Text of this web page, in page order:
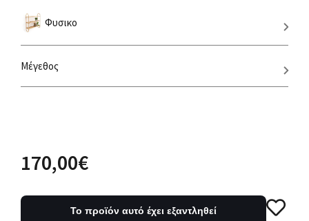
Φυσικο
Μέγεθος
170,00€
Το προϊόν αυτό έχει εξαντληθεί